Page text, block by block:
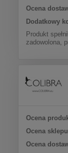
Ocena
Dodatkowy
Produkt
zadowolona,
Ocena
Ocena
Ocena